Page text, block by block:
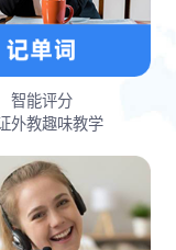
智能评分
外教趣味教学